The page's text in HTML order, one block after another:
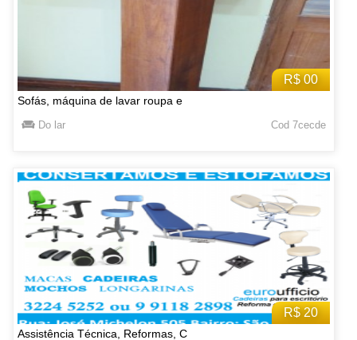
R$ 00
Sofás, máquina de lavar roupa e
Do lar Cod 7cecde
R$ 20
Assistência Técnica, Reformas, C